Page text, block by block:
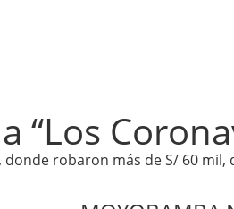
“Los
robaron más de S/ 60